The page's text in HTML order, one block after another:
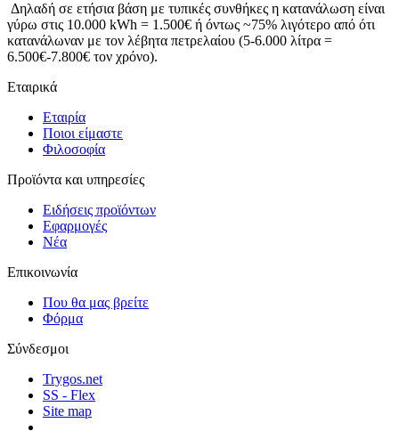
Δηλαδή σε ετήσια βάση με τυπικές συνθήκες η κατανάλωση είναι
γύρω στις 10.000 kWh = 1.500€ ή όντως ~75% λιγότερο από ότι
κατανάλωναν με τον λέβητα πετρελαίου (5-6.000 λίτρα =
6.500€-7.800€ τον χρόνο).
Εταιρικά
Εταιρία
Ποιοι είμαστε
Φιλοσοφία
Προϊόντα και υπηρεσίες
Ειδήσεις προϊόντων
Εφαρμογές
Νέα
Επικοινωνία
Που θα μας βρείτε
Φόρμα
Σύνδεσμοι
Trygos.net
SS - Flex
Site map